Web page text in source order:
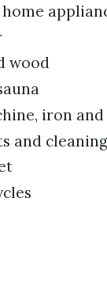
wood
iron
and